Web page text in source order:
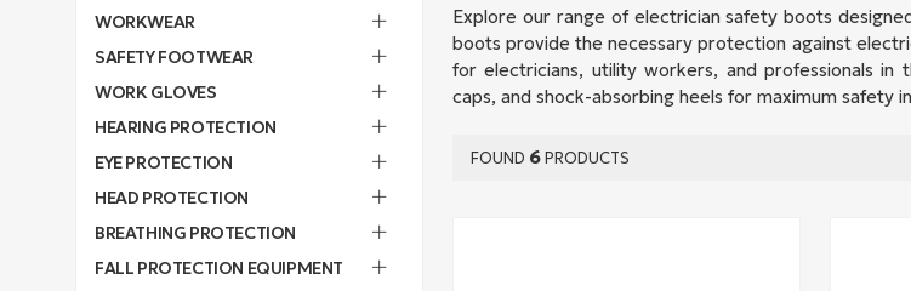
WORKWEAR
SAFETY FOOTWEAR
WORK GLOVES
HEARING PROTECTION
EYE PROTECTION
HEAD PROTECTION
BREATHING PROTECTION
FALL PROTECTION EQUIPMENT
Explore our range of electrician safety boots
boots provide the necessary protection against
for electricians, utility workers, and professionals
caps, and shock-absorbing heels for maximum safety
FOUND 6PRODUCTS